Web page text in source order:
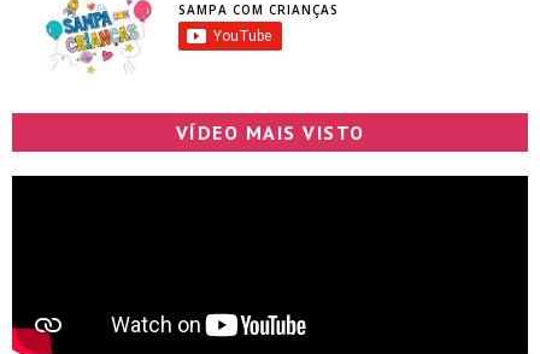
SAMPA COM CRIANÇAS
VÍDEO MAIS VISTO